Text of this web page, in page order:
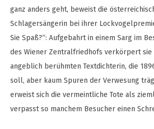
ganz anders geht, beweist die
Schlagersängerin bei ihrer
Sie Spaß?“: Aufgebahrt in einem Sarg im
des Wiener Zentralfriedhofs verkörpert sie
angeblich berühmten Textdichterin, die
soll, aber kaum Spuren der Verwesung
erweist sich die vermeintliche Tote als
verpasst so manchem Besucher einen